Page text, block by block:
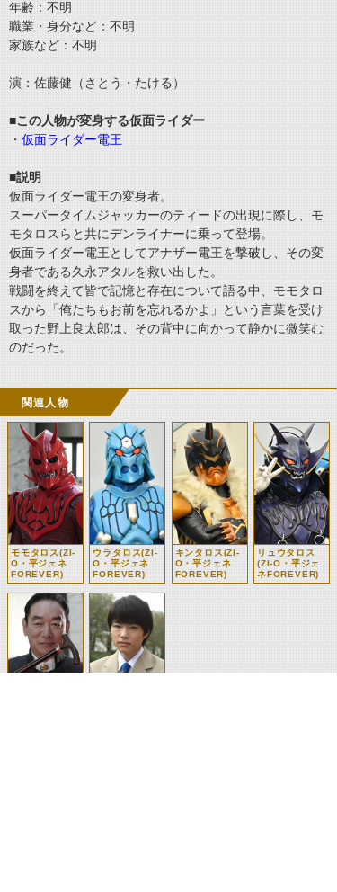
年齢：不明
職業・身分など：不明
家族など：不明
演：佐藤健（さとう・たける）
■この人物が変身する仮面ライダー
・ 仮面ライダー電王
■説明
仮面ライダー電王の変身者。
スーパータイムジャッカーのティードの出現に際し、モ
モタロスらと共にデンライナーに乗って登場。
仮面ライダー電王としてアナザー電王を撃破し、その変
身者である久永アタルを救い出した。
戦闘を終えて皆で記憶と存在について語る中、モモタロ
スから「俺たちもお前を忘れるかよ」という言葉を受け
取った野上良太郎は、その背中に向かって静かに微笑む
のだった。
関連人物
モモタロス(ZI-
O・平ジェネ
FOREVER)
ウラタロス(ZI-
O・平ジェネ
FOREVER)
キンタロス(ZI-
O・平ジェネ
FOREVER)
リュウタロス
(ZI-O・平ジェ
ネFOREVER)